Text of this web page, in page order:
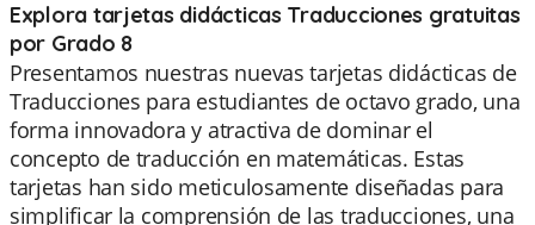
Explora tarjetas didácticas Traducciones gratuitas
por Grado 8
Presentamos nuestras nuevas tarjetas didácticas de
Traducciones para estudiantes de octavo grado, una
forma innovadora y atractiva de dominar el
concepto de traducción en matemáticas. Estas
tarjetas han sido meticulosamente diseñadas para
simplificar la comprensión de las traducciones, una